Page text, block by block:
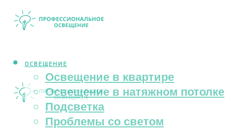
ОСВЕЩЕНИЕ
Освещение в квартире
Освещение в натяжном потолке
Подсветка
Проблемы со светом